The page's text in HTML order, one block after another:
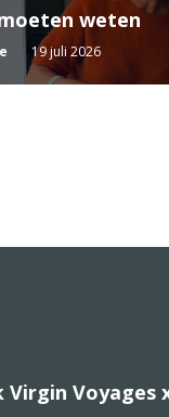
weten
19 juli 2026
Virgin Voyages